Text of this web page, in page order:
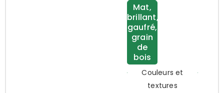
Mat,
brillant,
gaufré,
grain
de
bois
Couleurs et
textures